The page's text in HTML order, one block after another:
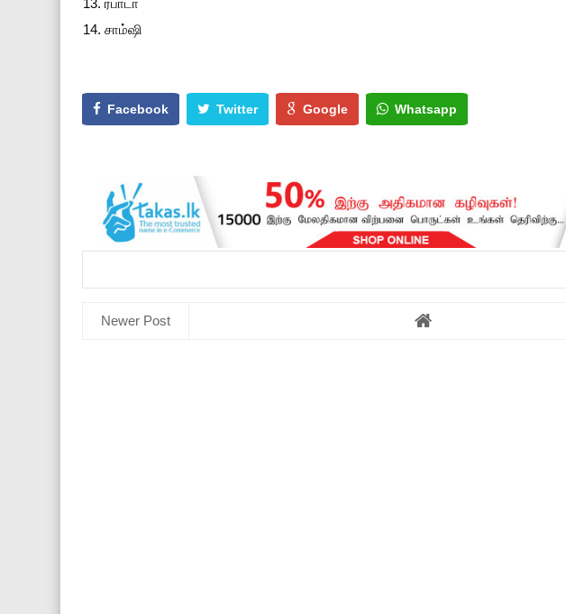
ரபாடா
சாம்ஷி
Facebook Twitter Google Whatsapp
Newer Post